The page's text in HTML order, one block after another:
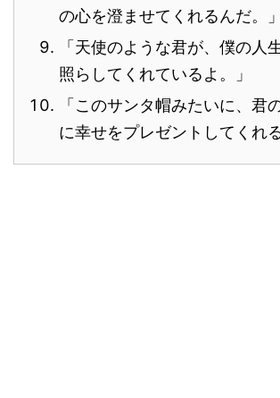
の心を澄ませてくれるんだ。」
「天使のような君が、僕の人
照らしてくれているよ。」
「このサンタ帽みたいに、君
に幸せをプレゼントしてくれ